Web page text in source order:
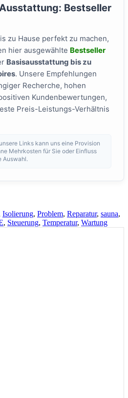
Bestseller
zu Hause perfekt zu machen,
hier ausgewählte Bestseller
Basisausstattung bis zu
. Unsere Empfehlungen
Recherche, hohen
Kundenbewertungen,
Preis-Leistungs-Verhältnis
Links kann uns eine Provision
Mehrkosten für Sie oder Einfluss
Auswahl.
Isolierung, Problem, Reparatur, sauna,
, Steuerung, Temperatur, Wartung